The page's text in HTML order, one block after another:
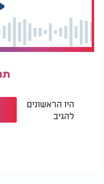
היו הראשונים
להגיב